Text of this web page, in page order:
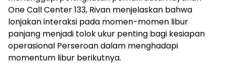
One Call Center 133, Rivan menjelaskan bahwa
lonjakan interaksi pada momen-momen libur
panjang menjadi tolok ukur penting bagi kesiapan
operasional Perseroan dalam menghadapi
momentum libur berikutnya.